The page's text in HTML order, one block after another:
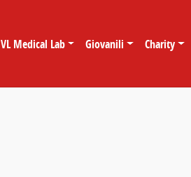
VL Medical Lab Giovanili Charity